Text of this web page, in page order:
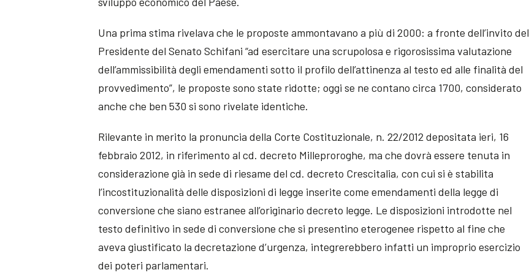
Una prima stima rivelava che le proposte ammontavano a più di 2000: a fronte dell’invito del
Presidente del Senato Schifani “ad esercitare una scrupolosa e rigorosissima valutazione
dell’ammissibilità degli emendamenti sotto il profilo dell’attinenza al testo ed alle finalità del
provvedimento”, le proposte sono state ridotte; oggi se ne contano circa 1700, considerato
anche che ben 530 si sono rivelate identiche.
Rilevante in merito la pronuncia della Corte Costituzionale, n. 22/2012 depositata ieri, 16
febbraio 2012, in riferimento al cd. decreto Milleproroghe, ma che dovrà essere tenuta in
considerazione già in sede di riesame del cd. decreto Crescitalia, con cui si è stabilita
l’incostituzionalità delle disposizioni di legge inserite come emendamenti della legge di
conversione che siano estranee all’originario decreto legge. Le disposizioni introdotte nel
testo definitivo in sede di conversione che si presentino eterogenee rispetto al fine che
aveva giustificato la decretazione d’urgenza, integrerebbero infatti un improprio esercizio
dei poteri parlamentari.